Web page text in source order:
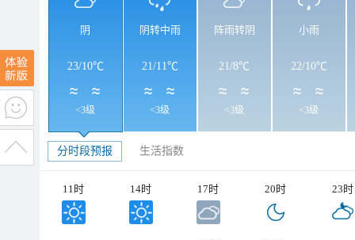
阴
23/10℃
<3级
阴转中雨
21/11℃
<3级
阵雨转阴
21/8℃
<3级
小雨
22/10℃
<3级
分时段预报 生活指数
11时 14时 17时 20时 23时